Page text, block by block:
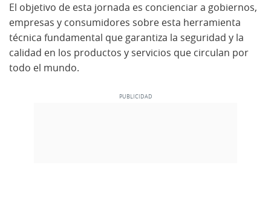
El objetivo de esta jornada es concienciar a gobiernos,
empresas y consumidores sobre esta herramienta
técnica fundamental que garantiza la seguridad y la
calidad en los productos y servicios que circulan por
todo el mundo.